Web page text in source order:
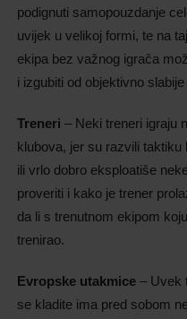
podignuti samopouzdanje
uvijek u velikoj formi, te na
ekipa bez važnog igrača
i izgubiti od objektivno
Treneri– Neki treneri igraju
klubova, jer su razvili taktiku
ili vrlo dobro eksploatiše
proveriti i kako je trener
da li s trenutnom ekipom
trenirao.
Evropske utakmice – Uvek
se kladite ima pred sobom